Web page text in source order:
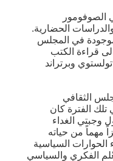
الحضارية.
في المجلس
قراءة الكتب
وبرتراند
الثقافي
الفترة كان
وجبتي الغداء
مهماً من حياته
الحوارات السياسية
الفكري والسياسي